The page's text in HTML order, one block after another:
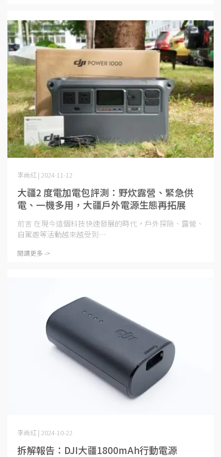
大疆2 度電加電包評測：野炊露營、緊急供
電、一機多用，大疆戶外電源生態再拓展
李尚紅 | 2024-11-12
前言 在現今這個科技快速發展的時代，戶外探險、露營、
自駕遊等活動越來越受到⋯
閱讀更多 ->
拆解報告：DJI大疆1800mAh行動電源
李尚紅 | 2024-10-22